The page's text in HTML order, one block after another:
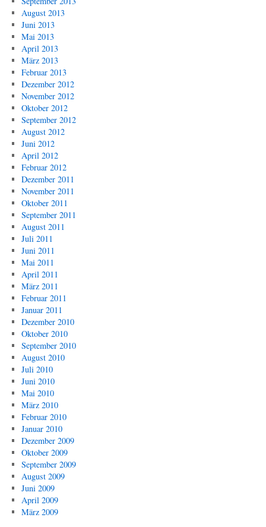
August 2013
Juni 2013
Mai 2013
April 2013
März 2013
Februar 2013
Dezember 2012
November 2012
Oktober 2012
September 2012
August 2012
Juni 2012
April 2012
Februar 2012
Dezember 2011
November 2011
Oktober 2011
September 2011
August 2011
Juli 2011
Juni 2011
Mai 2011
April 2011
März 2011
Februar 2011
Januar 2011
Dezember 2010
Oktober 2010
September 2010
August 2010
Juli 2010
Juni 2010
Mai 2010
März 2010
Februar 2010
Januar 2010
Dezember 2009
Oktober 2009
September 2009
August 2009
Juni 2009
April 2009
März 2009